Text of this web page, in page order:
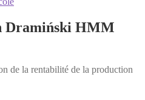
Dramiński HMM
de la rentabilité de la production